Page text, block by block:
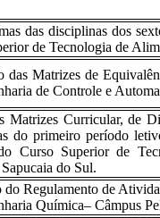
das disciplinas dos
de Tecnologia de
das Matrizes de
de Controle e
Matrizes Curricular, de
do primeiro período
Curso Superior de
do Sul.
do Regulamento de
Química– Câmpus